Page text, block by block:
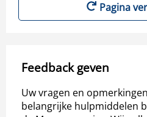
Pagina
Feedback geven
Uw vragen en
belangrijke hulpmiddelen